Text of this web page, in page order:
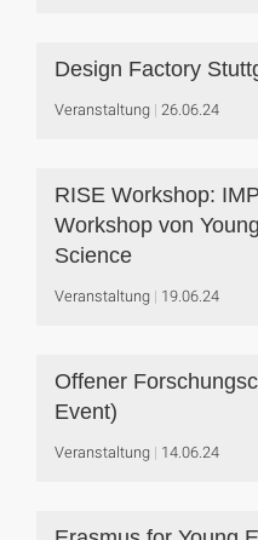
Design Factory
Veranstaltung 26.06.24
RISE Workshop:
Workshop von
Science
Veranstaltung 19.06.24
Offener
Event)
Veranstaltung 14.06.24